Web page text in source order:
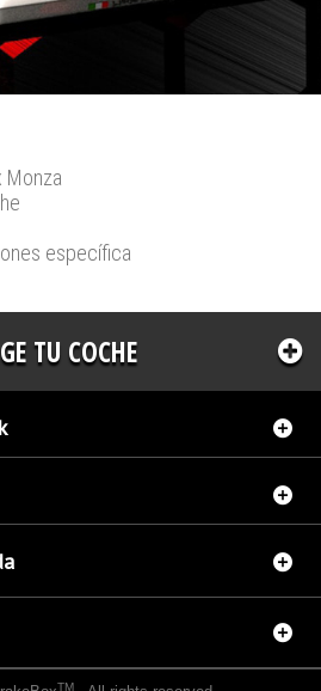
Monza
específica
TU COCHE
TM